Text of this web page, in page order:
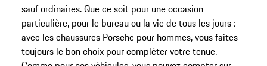
sauf ordinaires. Que ce soit pour une occasion
particulière, pour le bureau ou la vie de tous les jours :
avec les chaussures Porsche pour hommes, vous faites
toujours le bon choix pour compléter votre tenue.